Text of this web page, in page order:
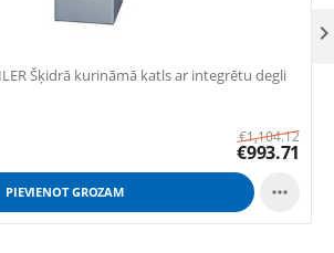
Šķidrā kurināmā katls ar integrētu degli
€1,104.12
€993.71
PIEVIENOT GROZAM 